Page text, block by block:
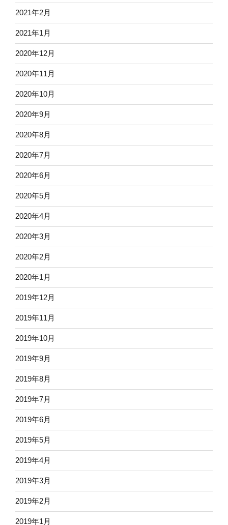
2021年2月
2021年1月
2020年12月
2020年11月
2020年10月
2020年9月
2020年8月
2020年7月
2020年6月
2020年5月
2020年4月
2020年3月
2020年2月
2020年1月
2019年12月
2019年11月
2019年10月
2019年9月
2019年8月
2019年7月
2019年6月
2019年5月
2019年4月
2019年3月
2019年2月
2019年1月